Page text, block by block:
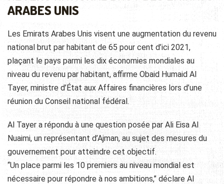
ARABES UNIS
Les Emirats Arabes Unis visent une augmentation du revenu
national brut par habitant de 65 pour cent d’ici 2021,
plaçant le pays parmi les dix économies mondiales au
niveau du revenu par habitant, affirme Obaid Humaid Al
Tayer, ministre d’État aux Affaires financières lors d’une
réunion du Conseil national fédéral.
Al Tayer a répondu à une question posée par Ali Eisa Al
Nuaimi, un représentant d’Ajman, au sujet des mesures du
gouvernement pour atteindre cet objectif.
“Un place parmi les 10 premiers au niveau mondial est
nécessaire pour répondre à nos ambitions,’’ déclare Al